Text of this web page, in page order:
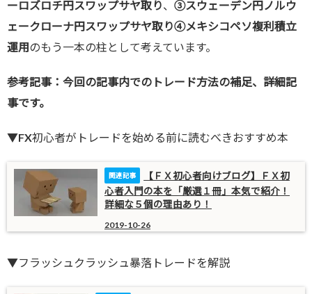
ーロズロチ円スワップサヤ取り、 ③スウェーデン円ノルウ
ェークローナ円スワップサヤ取り④メキシコペソ複利積立
運用 のもう一本の柱として考えています。
参考記事：今回の記事内でのトレード方法の補足、詳細記
事です。
▼FX初心者がトレードを始める前に読むべきおすすめ本
【ＦＸ初心者向けブログ】ＦＸ初
心者入門の本を「厳選１冊」本気で紹介！
詳細な５個の理由あり！
2019-10-26
▼フラッシュクラッシュ暴落トレードを解説